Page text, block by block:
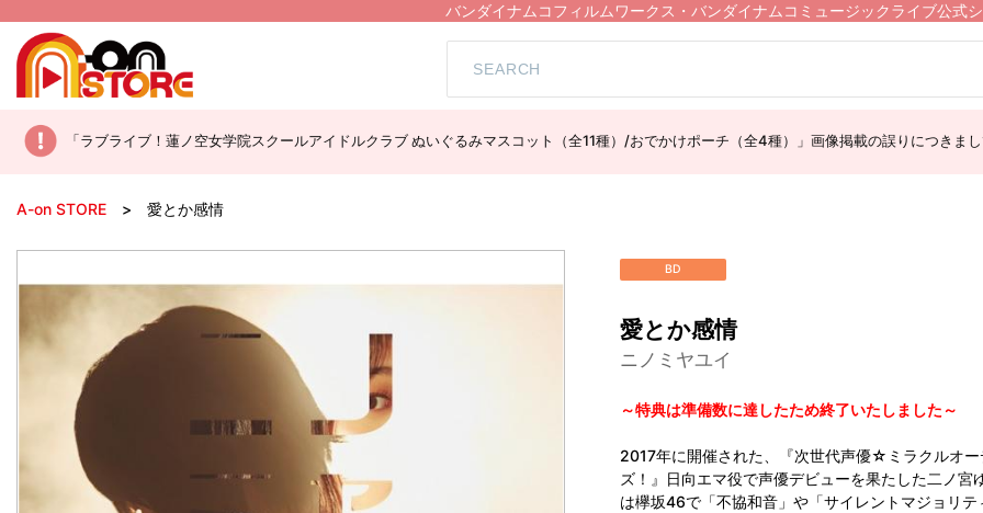
バンダイナムコフィルムワークス・バンダイナムコミュージックライブ公式
「ラブライブ！蓮ノ空女学院スクールアイドルクラブ ぬいぐるみマスコット（全11種）/おでかけポーチ（全4種）」画像掲載の誤りにつきま
A-on STORE 愛とか感情
BD
愛とか感情
ニノミヤユイ
～特典は準備数に達したため終了いたしました～
2017年に開催された、『次世代声優☆ミラクルオ
ズ！』日向エマ役で声優デビューを果たした二ノ
は欅坂46で「不協和音」や「サイレントマジョリ